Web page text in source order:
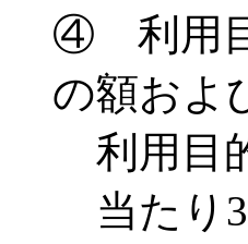
④ 利用目
の額およ
利用目
当たり